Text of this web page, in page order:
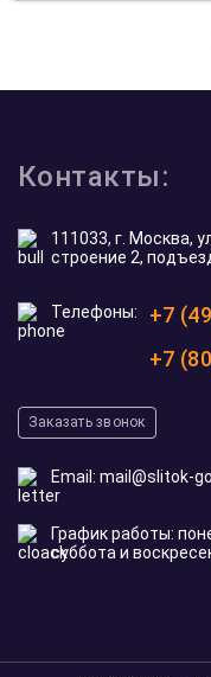
Контакты:
111033, г. Москва,
строение 2,
Телефоны:
+7
+7
Заказать звонок
Email: mail@slitok-
График работы:
суббота и